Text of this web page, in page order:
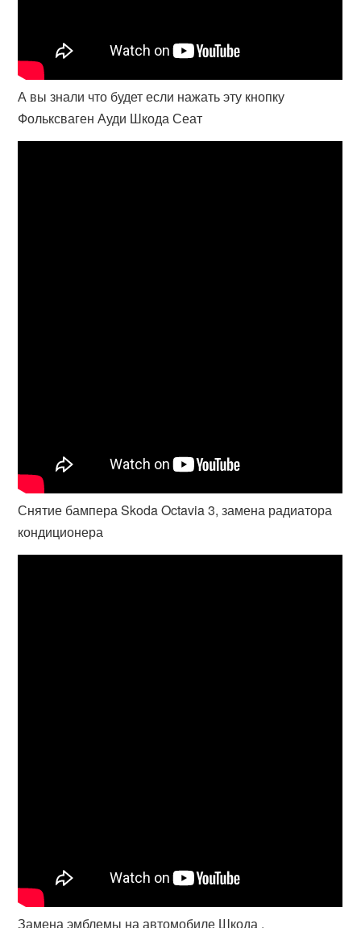
А вы знали что будет если нажать эту кнопку
Фольксваген Ауди Шкода Сеат
Снятие бампера Skoda Octavia 3, замена радиатора
кондиционера
Замена эмблемы на автомобиле Шкода .